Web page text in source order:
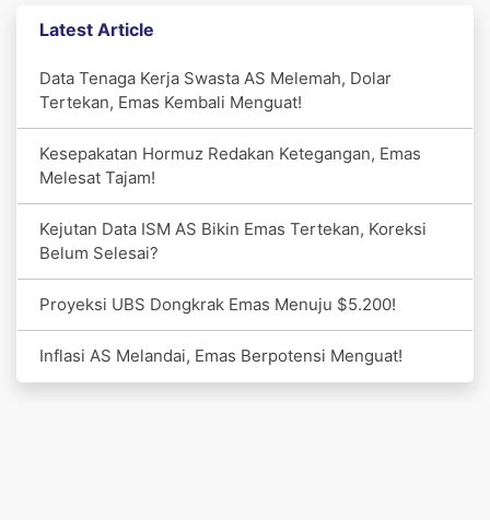
Latest Article
Data Tenaga Kerja Swasta AS Melemah, Dolar
Tertekan, Emas Kembali Menguat!
Kesepakatan Hormuz Redakan Ketegangan, Emas
Melesat Tajam!
Kejutan Data ISM AS Bikin Emas Tertekan, Koreksi
Belum Selesai?
Proyeksi UBS Dongkrak Emas Menuju $5.200!
Inflasi AS Melandai, Emas Berpotensi Menguat!